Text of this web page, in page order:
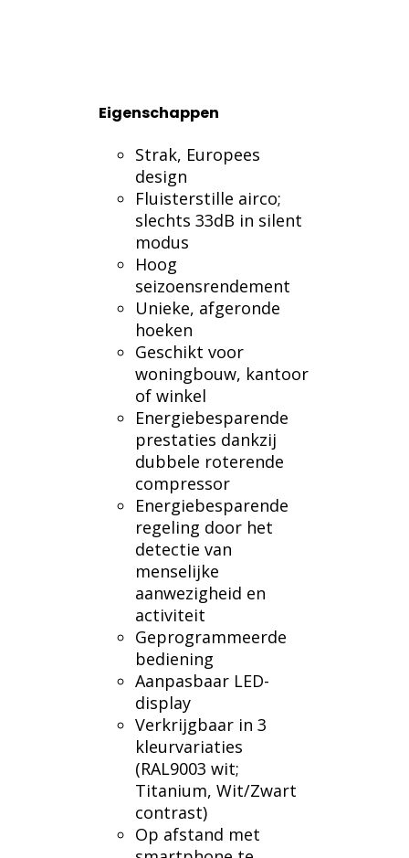
Eigenschappen
Strak, Europees
design
Fluisterstille airco;
slechts 33dB in silent
modus
Hoog
seizoensrendement
Unieke, afgeronde
hoeken
Geschikt voor
woningbouw, kantoor
of winkel
Energiebesparende
prestaties dankzij
dubbele roterende
compressor
Energiebesparende
regeling door het
detectie van
menselijke
aanwezigheid en
activiteit
Geprogrammeerde
bediening
Aanpasbaar LED-
display
Verkrijgbaar in 3
kleurvariaties
(RAL9003 wit;
Titanium, Wit/Zwart
contrast)
Op afstand met